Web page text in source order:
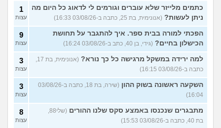
כתמים מלייזר שלא עוברים וגורמים לי לדאוג כל היום מה
ניתן לעשות? (אנונימית, בת 25, כתבה ב-03/08/26 16:33)
1
עצות
הפכתי למורה בבית ספר. איך להתגבר על תחושת
הכישלון בחיים? (גידי, בן 40, כתב ב-03/08/26 16:24)
9
עצות
למה ירידה במשקל מרגישה כל כך נורא?
כתבה ב-03/08/26 16:15)
3
עצות
השקעה ראשונה בשוק ההון
(שירה, בת 18, כתבה ב-03/08/26
16:04)
3
עצות
מתבגרים שנכנסו באמצע סקס שלנו ההורים
בת 40, כתבה ב-03/08/26 15:53)
8
עצות